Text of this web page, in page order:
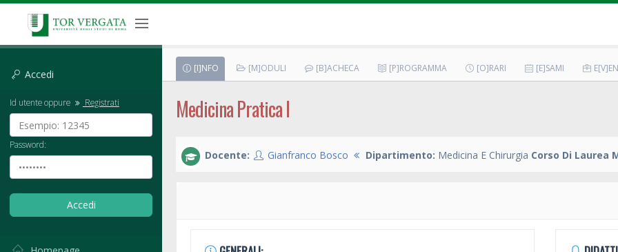
Accedi
Id utente oppure Registrati
Password:
[I]NFO [M]ODULI [B]ACHECA [P]ROGRAMMA [O]RARI [E]SAMI
Medicina Pratica I
Docente: Gianfranco Bosco Dipartimento: Medicina E Chirurgia Corso Di Laurea